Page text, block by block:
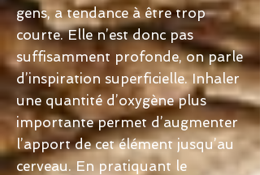
gens, a tendance à être trop
courte. Elle n’est donc pas
suffisamment profonde, on parle
d’inspiration superficielle. Inhaler
une quantité d’oxygène plus
importante permet d’augmenter
l’apport de cet élément jusqu’au
cerveau. En pratiquant le